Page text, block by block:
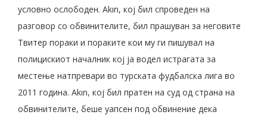
условно ослободен. Akın, кој бил спроведен на
разговор со обвинителите, бил прашуван за неговите
Твитер пораки и пораките кои му ги пишувал на
полицискиот началник кој ја водел истрагата за
местење натпревари во турската фудбалска лига во
2011 година. Akın, кој бил пратен на суд од страна на
обвинителите, беше уапсен под обвинение дека